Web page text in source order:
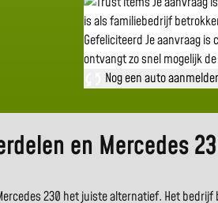
is als familiebedrijf
GefeliciteerdJe aanvraag is
ontvangt zo snel mogelijk
Nog een auto
en Mercedes
230 het juiste alternatief. Het